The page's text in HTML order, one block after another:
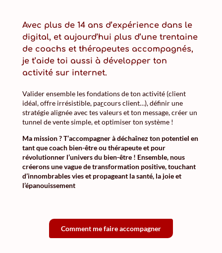
Avec plus de 14 ans d’expériencedans le
digital, et aujourd’hui plus d’une trentaine
de coachs et thérapeutes accompagnés,
je t’aide toi aussi à développer ton
activité sur internet.
Valider ensemble les fondations de ton activité (client
idéal, offre irrésistible, parcours client…), définir une
stratégie alignée avec tes valeurs et ton message, créer un
tunnel de vente simple, et optimiser ton système !
Ma mission ? T’accompagner à déchaînez ton potentiel en
tant que coach bien-être ou thérapeute et pour
révolutionner l’univers du bien-être ! Ensemble, nous
créerons une vague de transformation positive, touchant
d’innombrables vies et propageant la santé, la joie et
l’épanouissement
Comment me faire accompagner